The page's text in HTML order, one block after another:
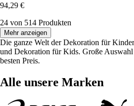
94,29 €
24 von 514 Produkten
Mehr anzeigen
Die ganze Welt der Dekoration für
und Dekoration für Kids. Große
besten Preis.
Alle unsere Marken